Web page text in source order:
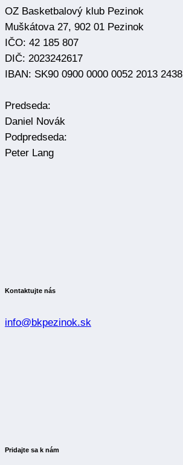
OZ Basketbalový klub Pezinok
Muškátova 27, 902 01 Pezinok
IČO: 42 185 807
DIČ: 2023242617
IBAN: SK90 0900 0000 0052 2013 2438
Predseda:
Daniel Novák
Podpredseda:
Peter Lang
Kontaktujte nás
info@bkpezinok.sk
Pridajte sa k nám